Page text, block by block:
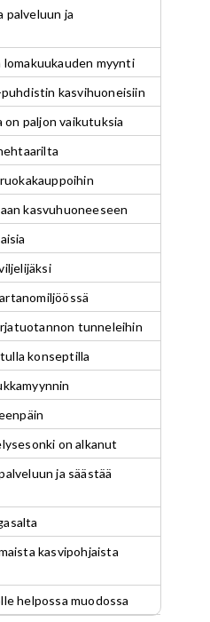
palveluun ja
lomakuukauden myynti
kasvihuoneisiin
on paljon vaikutuksia
kasvuhuoneeseen
tunneleihin
konseptilla
on alkanut
ja säästää
kasvipohjaista
helpossa muodossa